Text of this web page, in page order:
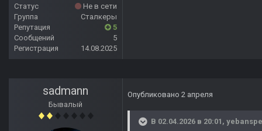
Статус
Не в сети
Группа
Сталкеры
Репутация
5
Сообщений
5
Регистрация
14.08.2025
sadmann
Бывалый
Опубликовано 2 апреля
В 02.04.2026 в 20:01,